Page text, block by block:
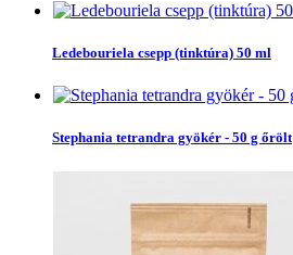
Ledebouriela csepp (tinktúra) 50 ml
Stephania tetrandra gyökér - 50 g őrölt